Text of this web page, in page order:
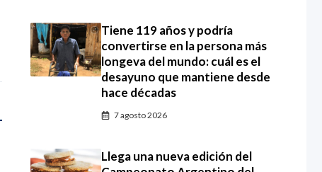
Tiene 119 años y podría
convertirse en la persona más
longeva del mundo: cuál es el
desayuno que mantiene desde
hace décadas
7 agosto 2026
Llega una nueva edición del